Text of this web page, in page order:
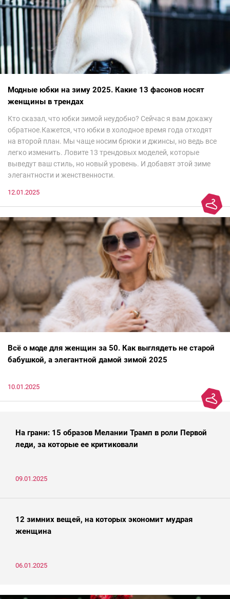
Модные юбки на зиму 2025. Какие 13 фасонов носят
женщины в трендах
Кто сказал, что юбки зимой неудобно? Сейчас я вам докажу
обратное.Кажется, что юбки в холодное время года отходят
на второй план. Мы чаще носим брюки и джинсы, но ведь все
легко изменить. Ловите 13 трендовых моделей, которые
выведут ваш стиль, но новый уровень. И добавят этой зиме
элегантности и женственности.
12.01.2025
Всё о моде для женщин за 50. Как выглядеть не старой
бабушкой, а элегантной дамой зимой 2025
10.01.2025
На грани: 15 образов Мелании Трамп в роли Первой
леди, за которые ее критиковали
09.01.2025
12 зимних вещей, на которых экономит мудрая
женщина
06.01.2025